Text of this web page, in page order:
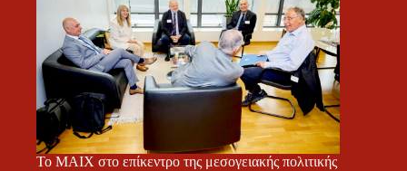
Το ΜΑΙΧ στο επίκεντρο της μεσογειακής πολιτικής